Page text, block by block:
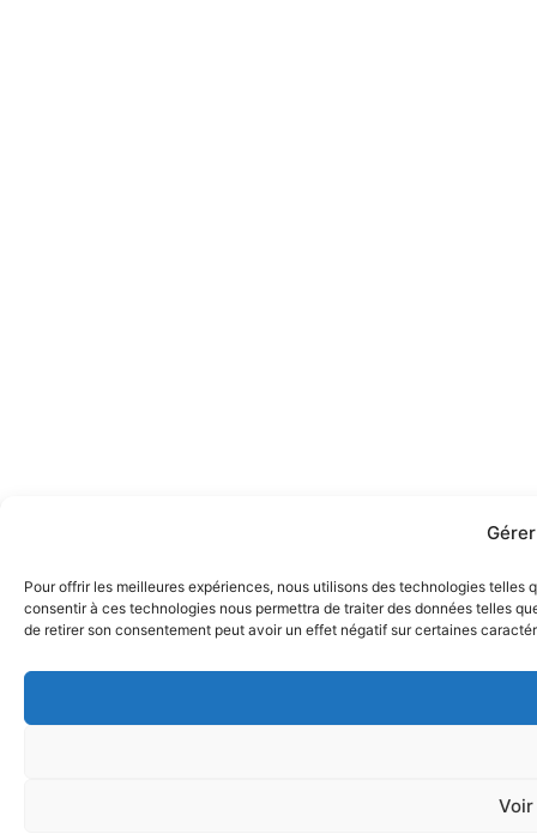
Pour offrir les meilleures expériences, nous utilisons des technologies
consentir à ces technologies nous permettra de traiter des données telles
de retirer son consentement peut avoir un effet négatif sur certaines